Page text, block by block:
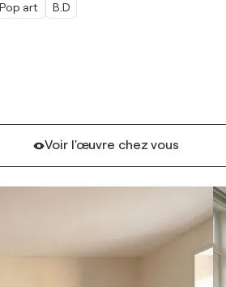
Voir l'œuvre chez vous
Pop art B.D